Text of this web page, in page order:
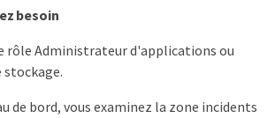
besoin
rôle Administrateur d'applications ou
de bord, vous examinez la zone incidents